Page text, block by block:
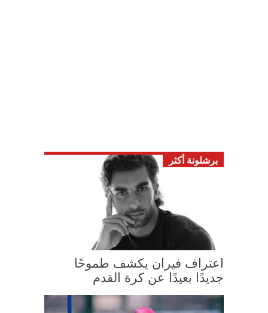
برشلونة أكثر
اعتراف فيران يكشف طموحًا
جديدًا بعيدًا عن كرة القدم